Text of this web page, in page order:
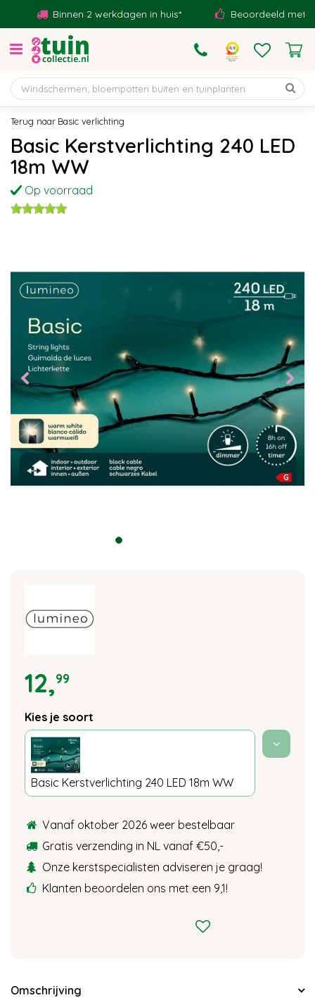
Basic verlichting
Binnen 2 werkdagen in huis* Beoordeeld met een
Basic Kerstverlichting 240 LED
18m WW
Op voorraad
12,99
Kies je soort
Basic Kerstverlichting 240 LED 18m WW
Vanaf oktober 2026 weer bestelbaar
Gratis verzending in NL vanaf €50,-
Onze kerstspecialisten adviseren je graag!
Klanten beoordelen ons met een 9,1!
Omschrijving